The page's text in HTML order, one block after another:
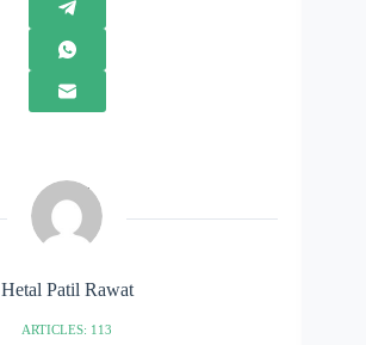
Hetal Patil Rawat
ARTICLES: 113